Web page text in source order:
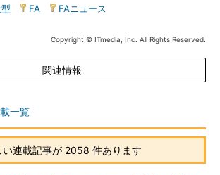
FA FAニュース
Copyright © ITmedia, Inc. All Rights Reserved.
関連情報
一覧
い連載記事が 2058 件あります